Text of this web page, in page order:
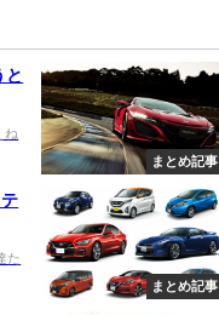
と
ね
まとめ記事
た
まとめ記事